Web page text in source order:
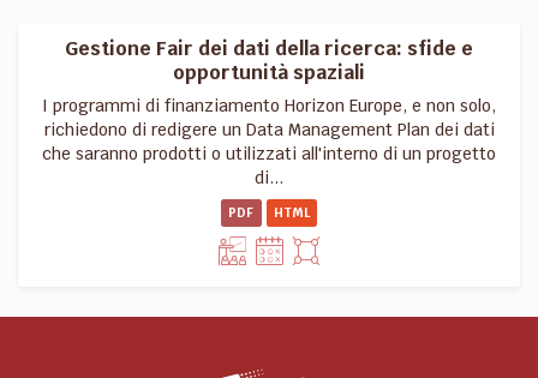
Gestione Fair dei dati della ricerca: sfide e
opportunità spaziali
I programmi di finanziamento Horizon Europe, e non solo,
richiedono di redigere un Data Management Plan dei dati
che saranno prodotti o utilizzati all'interno di un progetto
di...
PDF HTML